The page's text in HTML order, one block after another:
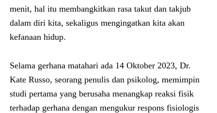
menit, hal itu membangkitkan rasa takut dan takjub
dalam diri kita, sekaligus mengingatkan kita akan
kefanaan hidup.
Selama gerhana matahari ada 14 Oktober 2023, Dr.
Kate Russo, seorang penulis dan psikolog, memimpin
studi pertama yang berusaha menangkap reaksi fisik
terhadap gerhana dengan mengukur respons fisiologis